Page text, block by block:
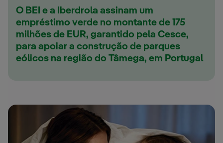
O BEI e a Iberdrola assinam um
empréstimo verde no montante de 175
milhões de EUR, garantido pela Cesce,
para apoiar a construção de parques
eólicos na região do Tâmega, em Portugal